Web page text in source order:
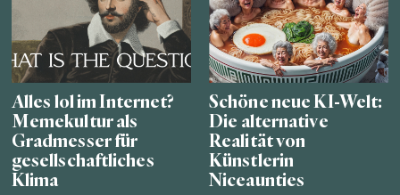
Alles lol im Internet?
Memekultur als
Gradmesser für
gesellschaftliches
Klima
Schöne neue KI-Welt:
Die alternative
Realität von
Künstlerin
Niceaunties